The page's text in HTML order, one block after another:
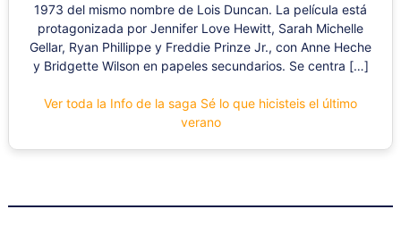
1973 del mismo nombre de Lois Duncan. La película está
protagonizada por Jennifer Love Hewitt, Sarah Michelle
Gellar, Ryan Phillippe y Freddie Prinze Jr., con Anne Heche
y Bridgette Wilson en papeles secundarios. Se centra […]
Ver toda la Info de la saga Sé lo que hicisteis el último
verano